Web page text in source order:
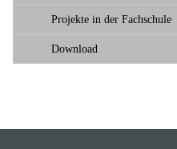
Projekte in der Fachschule
Download